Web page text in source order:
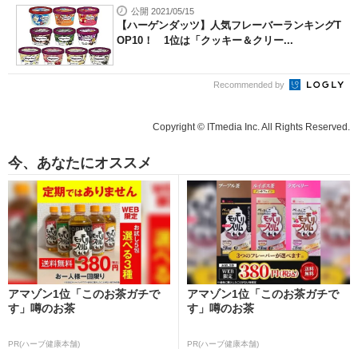
公開 2021/05/15
【ハーゲンダッツ】人気フレーバーランキングT
OP10！ 1位は「クッキー＆クリー...
Recommended by
Copyright © ITmedia Inc. All Rights Reserved.
今、あなたにオススメ
アマゾン1位「このお茶ガチで
す」噂のお茶
PR(ハーブ健康本舗)
アマゾン1位「このお茶ガチで
す」噂のお茶
PR(ハーブ健康本舗)